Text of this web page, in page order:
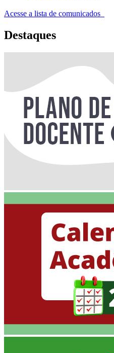
Acesse a lista de comunicados
Destaques